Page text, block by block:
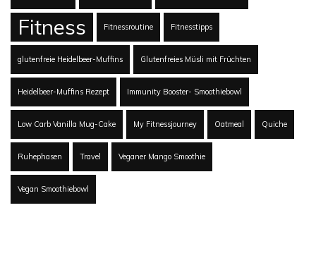
Fitness Fitnessroutine Fitnesstipps
glutenfreie Heidelbeer-Muffins Glutenfreies Müsli mit Früchten
Heidelbeer-Muffins Rezept Immunity Booster- Smoothiebowl
Low Carb Vanilla Mug-Cake My Fitnessjourney Oatmeal Quiche
Ruhephasen Travel Veganer Mango Smoothie
Vegan Smoothiebowl